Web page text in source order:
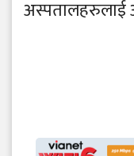
अस्पतालहरुलाई